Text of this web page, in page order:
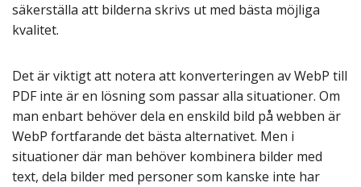
säkerställa att bilderna skrivs ut med bästa möjliga
kvalitet.
Det är viktigt att notera att konverteringen av WebP till
PDF inte är en lösning som passar alla situationer. Om
man enbart behöver dela en enskild bild på webben är
WebP fortfarande det bästa alternativet. Men i
situationer där man behöver kombinera bilder med
text, dela bilder med personer som kanske inte har